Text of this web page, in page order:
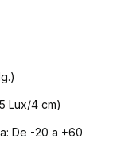
Lux/4 cm)
De -20 a +60